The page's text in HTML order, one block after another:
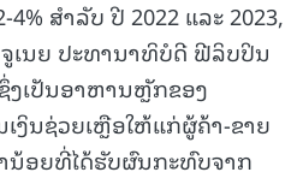
ສໍາລັບ ປີ 2022 ແລະ 2023,
ເນຍ ປະທານາທິບໍດີ ຟີລິບປິນ
ງເປັນອາຫານຫຼັກຂອງ
ງິນຊ່ວຍເຫຼືອໃຫ້ແກ່ຜູ້ຄ້າ-ຂາຍ
ນ້ອຍທີ່ໄດ້ຮັບຜົນກະທົບຈາກ